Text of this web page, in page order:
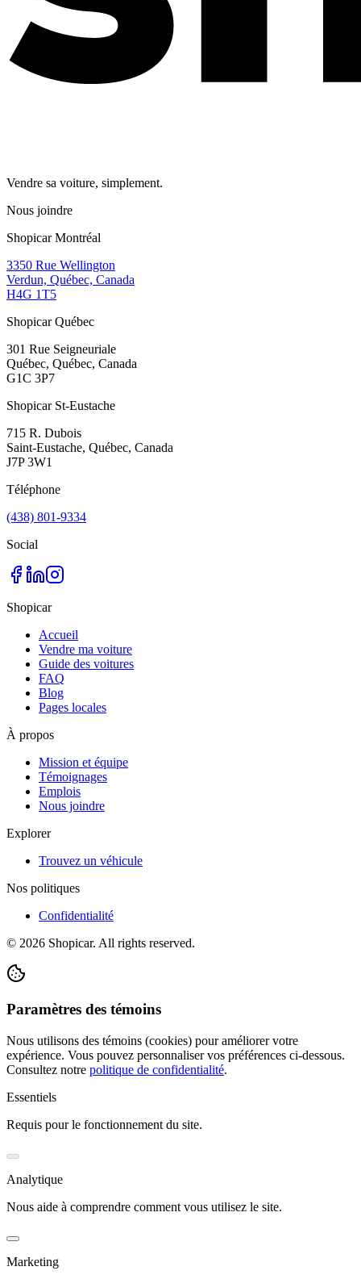
Vendre sa voiture, simplement.
Nous joindre
Shopicar Montréal
3350 Rue Wellington
Verdun, Québec, Canada
H4G 1T5
Shopicar Québec
301 Rue Seigneuriale
Québec, Québec, Canada
G1C 3P7
Shopicar St-Eustache
715 R. Dubois
Saint-Eustache, Québec, Canada
J7P 3W1
Téléphone
(438) 801-9334
Social
Shopicar
Accueil
Vendre ma voiture
Guide des voitures
FAQ
Blog
Pages locales
À propos
Mission et équipe
Témoignages
Emplois
Nous joindre
Explorer
Trouvez un véhicule
Nos politiques
Confidentialité
© 2026 Shopicar. All rights reserved.
Paramètres des témoins
Nous utilisons des témoins (cookies) pour améliorer votre
expérience. Vous pouvez personnaliser vos préférences ci-dessous.
Consultez notre politique de confidentialité.
Essentiels
Requis pour le fonctionnement du site.
Analytique
Nous aide à comprendre comment vous utilisez le site.
Marketing